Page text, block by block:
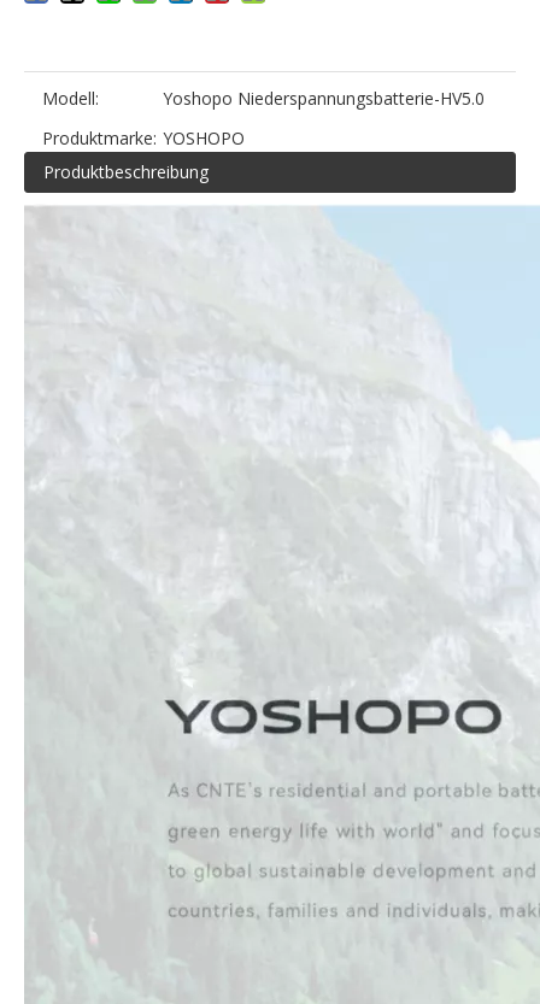
Modell:
Yoshopo Niederspannungsbatterie-HV5.0
Produktmarke: YOSHOPO
Produktbeschreibung